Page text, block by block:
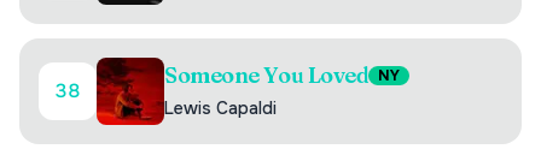
38
Someone You Loved NY
Lewis Capaldi